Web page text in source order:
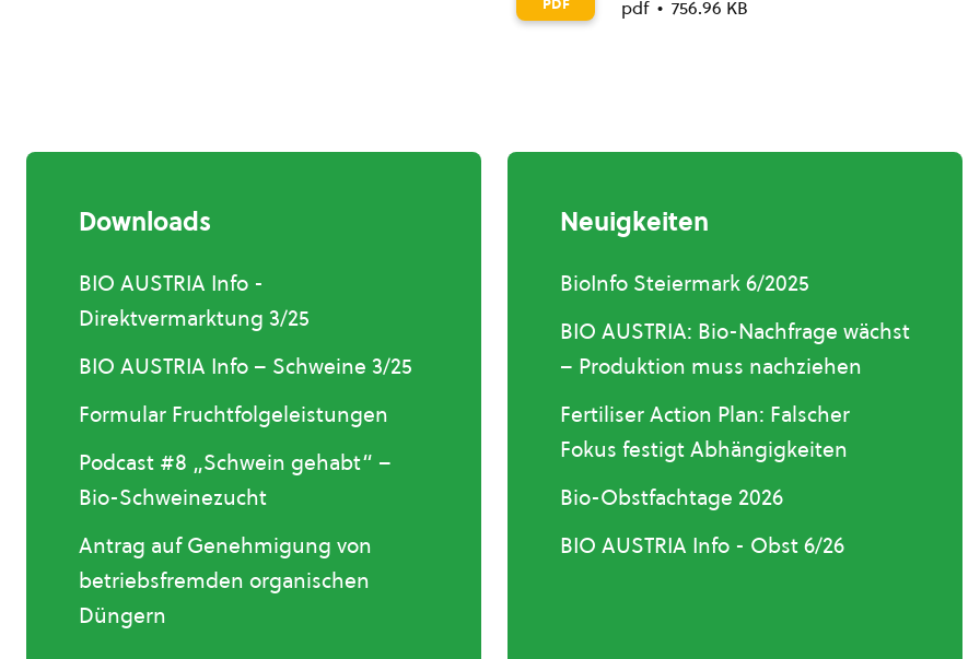
pdf 756.96 KB
Downloads
BIO AUSTRIA Info -
Direktvermarktung 3/25
BIO AUSTRIA Info – Schweine 3/25
Formular Fruchtfolgeleistungen
Podcast #8 „Schwein gehabt“ –
Bio-Schweinezucht
Antrag auf Genehmigung von
betriebsfremden organischen
Düngern
Neuigkeiten
BioInfo Steiermark 6/2025
BIO AUSTRIA: Bio-Nachfrage wächst
– Produktion muss nachziehen
Fertiliser Action Plan: Falscher
Fokus festigt Abhängigkeiten
Bio-Obstfachtage 2026
BIO AUSTRIA Info - Obst 6/26